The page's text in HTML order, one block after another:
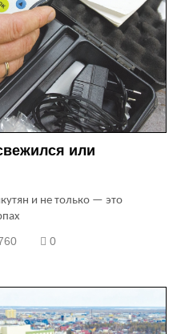
или
и не только — это
0